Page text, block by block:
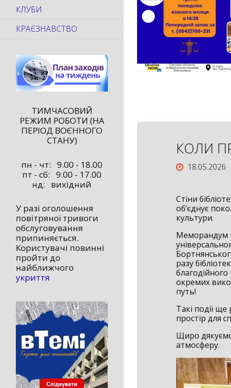
КОЛИ
18.05.2026
Стіни
об’єднує
культури.
Меморандум
разу
окремих
путь!
Такі події
простір для
Щиро
атмосферу.
КЛУБИ
КРАЄЗНАВСТВО
ТИМЧАСОВИЙ
РЕЖИМ РОБОТИ (НА
ПЕРІОД ВОЄННОГО
СТАНУ)
пн - чт: 9.00 - 18.00
пт - сб: 9.00 - 17.00
нд: вихідний
У разі оголошення
повітряної тривоги
обслуговування
припиняється.
Користувачі повинні
пройти до
найближчого
укриття